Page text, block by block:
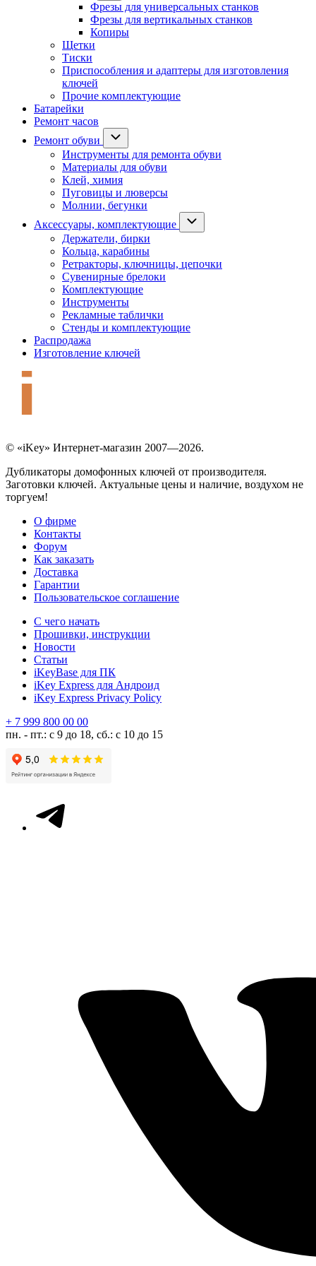
Фрезы для универсальных станков
Фрезы для вертикальных станков
Копиры
Щетки
Тиски
Приспособления и адаптеры для изготовления
ключей
Прочие комплектующие
Батарейки
Ремонт часов
Ремонт обуви
Инструменты для ремонта обуви
Материалы для обуви
Клей, химия
Пуговицы и люверсы
Молнии, бегунки
Аксессуары, комплектующие
Держатели, бирки
Кольца, карабины
Ретракторы, ключницы, цепочки
Сувенирные брелоки
Комплектующие
Инструменты
Рекламные таблички
Стенды и комплектующие
Распродажа
Изготовление ключей
© «iKey» Интернет-магазин 2007—2026.
Дубликаторы домофонных ключей от производителя.
Заготовки ключей. Актуальные цены и наличие, воздухом не
торгуем!
О фирме
Контакты
Форум
Как заказать
Доставка
Гарантии
Пользовательское соглашение
С чего начать
Прошивки, инструкции
Новости
Статьи
iKeyBase для ПК
iKey Express для Андроид
iKey Express Privacy Policy
+ 7 999 800 00 00
пн. - пт.: с 9 до 18, сб.: с 10 до 15